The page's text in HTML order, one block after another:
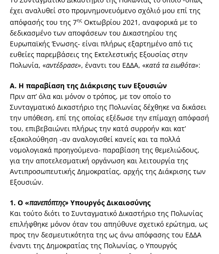
έχει αναλυθεί στο προμνημονευόμενο σχόλιό μου επί της
απόφασής του της 7ης Οκτωβρίου 2021, αναφορικά με το
δεδικασμένο των αποφάσεων του Δικαστηρίου της
Ευρωπαϊκής Ένωσης- είναι πλήρως εξαρτημένο από τις
ευθείες παρεμβάσεις της Εκτελεστικής Εξουσίας στην
Πολωνία, «αντέδρασε», έναντι του ΕΔΔΑ, «κατά τα ειωθότα»:
Α. Η παραβίαση της Διάκρισης των Εξουσιών
Πριν απ’ όλα και μόνον ο τρόπος, με τον οποίο το
Συνταγματικό Δικαστήριο της Πολωνίας δέχθηκε να δικάσει
την υπόθεση, επί της οποίας εξέδωσε την επίμαχη απόφασή
του, επιβεβαιώνει πλήρως την κατά συρροήν και κατ’
εξακολούθηση -αν αναλογισθεί κανείς και τα πολλά
νομολογιακά προηγούμενα- παραβίαση της θεμελιώδους,
για την αποτελεσματική οργάνωση και λειτουργία της
Αντιπροσωπευτικής Δημοκρατίας, αρχής της Διάκρισης των
Εξουσιών.
1. O «πανεπόπτης» Υπουργός Δικαιοσύνης
Και τούτο διότι το Συνταγματικό Δικαστήριο της Πολωνίας
επιλήφθηκε μόνον όταν του απηύθυνε σχετικό ερώτημα, ως
προς την δεσμευτικότητα της ως άνω απόφασης του ΕΔΔΑ
έναντι της Δημοκρατίας της Πολωνίας, ο Υπουργός